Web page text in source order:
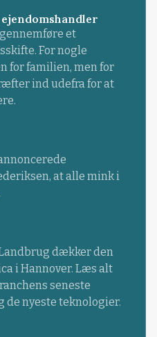
et
For nogle
for familien, men for
ind udefra for at
at alle mink i
dækker den
i Hannover. Læs alt
seneste
nyeste teknologier.